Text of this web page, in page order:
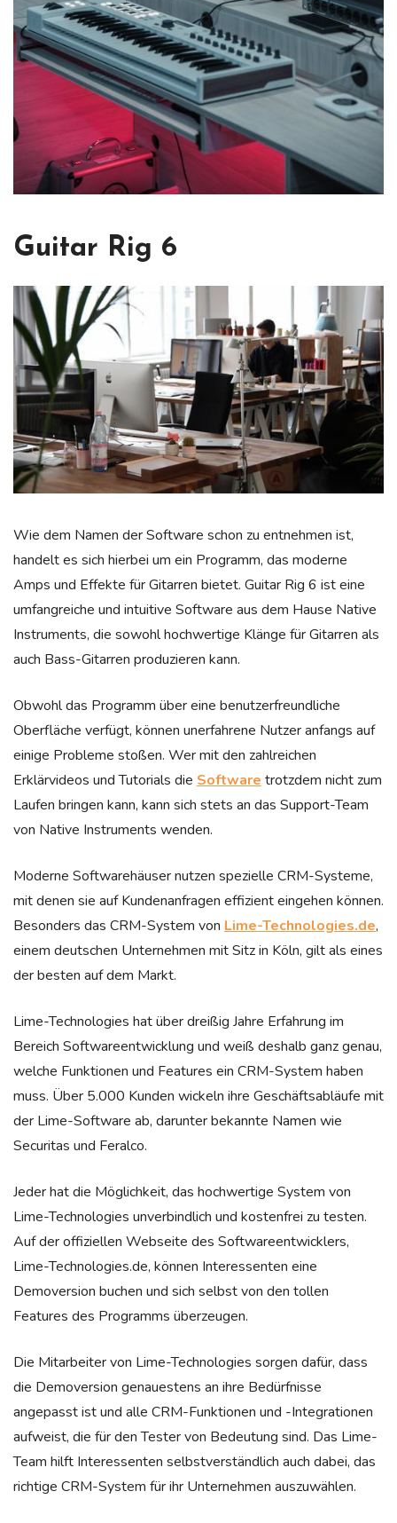
Guitar Rig 6
Wie dem Namen der Software schon zu entnehmen ist,
handelt es sich hierbei um ein Programm, das moderne
Amps und Effekte für Gitarren bietet. Guitar Rig 6 ist eine
umfangreiche und intuitive Software aus dem Hause Native
Instruments, die sowohl hochwertige Klänge für Gitarren als
auch Bass-Gitarren produzieren kann.
Obwohl das Programm über eine benutzerfreundliche
Oberfläche verfügt, können unerfahrene Nutzer anfangs auf
einige Probleme stoßen. Wer mit den zahlreichen
Erklärvideos und Tutorials die Software trotzdem nicht zum
Laufen bringen kann, kann sich stets an das Support-Team
von Native Instruments wenden.
Moderne Softwarehäuser nutzen spezielle CRM-Systeme,
mit denen sie auf Kundenanfragen effizient eingehen können.
Besonders das CRM-System von Lime-Technologies.de,
einem deutschen Unternehmen mit Sitz in Köln, gilt als eines
der besten auf dem Markt.
Lime-Technologies hat über dreißig Jahre Erfahrung im
Bereich Softwareentwicklung und weiß deshalb ganz genau,
welche Funktionen und Features ein CRM-System haben
muss. Über 5.000 Kunden wickeln ihre Geschäftsabläufe mit
der Lime-Software ab, darunter bekannte Namen wie
Securitas und Feralco.
Jeder hat die Möglichkeit, das hochwertige System von
Lime-Technologies unverbindlich und kostenfrei zu testen.
Auf der offiziellen Webseite des Softwareentwicklers,
Lime-Technologies.de, können Interessenten eine
Demoversion buchen und sich selbst von den tollen
Features des Programms überzeugen.
Die Mitarbeiter von Lime-Technologies sorgen dafür, dass
die Demoversion genauestens an ihre Bedürfnisse
angepasst ist und alle CRM-Funktionen und -Integrationen
aufweist, die für den Tester von Bedeutung sind. Das Lime-
Team hilft Interessenten selbstverständlich auch dabei, das
richtige CRM-System für ihr Unternehmen auszuwählen.